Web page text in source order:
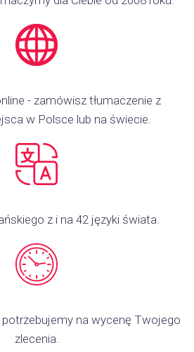
- zamówisz tłumaczenie z
w Polsce lub na świecie.
z i na 42 języki świata.
na wycenę Twojego
zlecenia.